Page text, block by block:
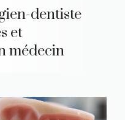
dentiste
et
médecin